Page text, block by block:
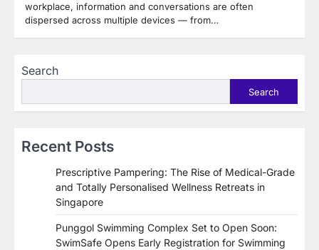
workplace, information and conversations are often
dispersed across multiple devices — from…
Search
Search
Recent Posts
Prescriptive Pampering: The Rise of Medical-Grade
and Totally Personalised Wellness Retreats in
Singapore
Punggol Swimming Complex Set to Open Soon:
SwimSafe Opens Early Registration for Swimming